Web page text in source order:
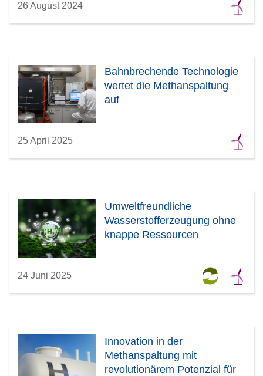
26 August 2024
Bahnbrechende Technologie
wertet die Methanspaltung
auf
25 April 2025
Umweltfreundliche
Wasserstofferzeugung ohne
knappe Ressourcen
24 Juni 2025
Innovation in der
Methanspaltung mit
revolutionärem Potenzial für